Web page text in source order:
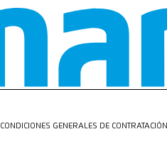
CONDICIONES GENERALES DE CONTRATACIÓN